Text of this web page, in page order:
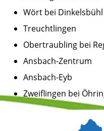
Wört bei Dinkelsbühl
Treuchtlingen
Obertraubling bei
Ansbach-Zentrum
Ansbach-Eyb
Zweiflingen bei